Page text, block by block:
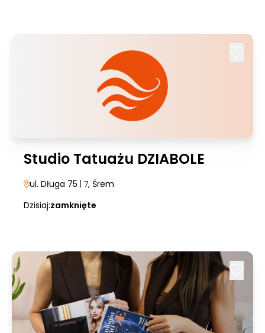
Studio Tatuażu DZIABOLE
ul. Długa 75 | 7, Śrem
Dzisiaj:zamknięte